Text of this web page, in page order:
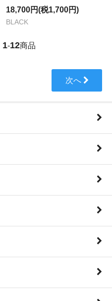
18,700円(税1,700円)
BLACK
1-12商品
次へ